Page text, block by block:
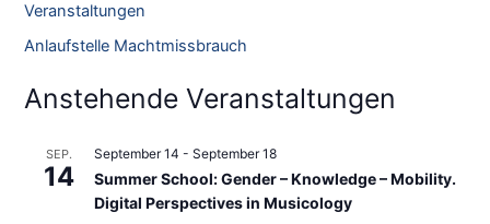
c
h
Veranstaltungen
Anlaufstelle Machtmissbrauch
Anstehende Veranstaltungen
SEP.
14
September 14 -September 18
Summer School: Gender – Knowledge – Mobility.
Digital Perspectives in Musicology